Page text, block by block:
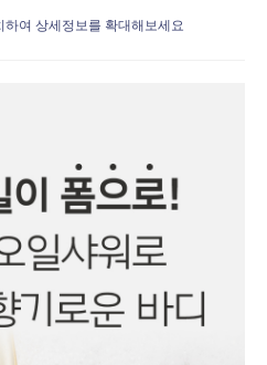
하여 상세정보를 확대해보세요